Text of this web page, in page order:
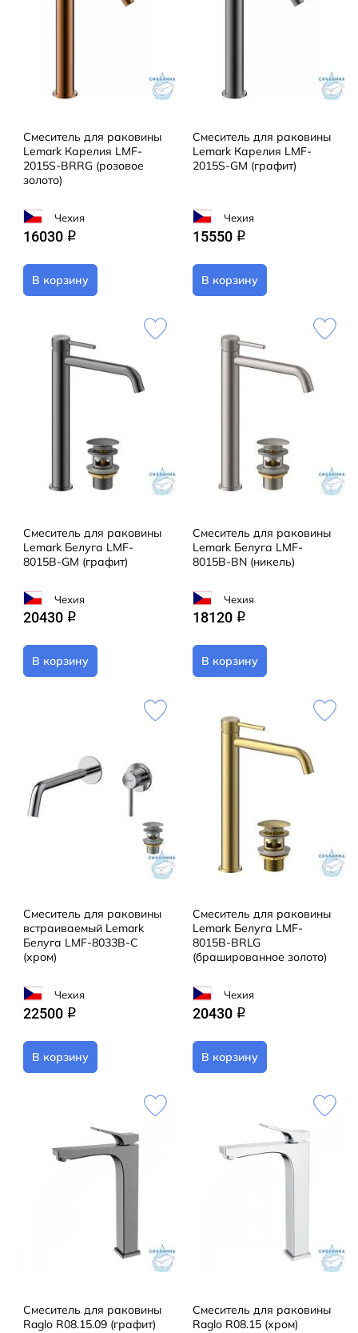
Смеситель для раковины
Lemark Карелия LMF-
2015S-BRRG (розовое
золото)
Чехия
16030 q
В корзину
Смеситель для раковины
Lemark Карелия LMF-
2015S-GM (графит)
Чехия
15550 q
В корзину
Смеситель для раковины
Lemark Белуга LMF-
8015B-GM (графит)
Чехия
20430 q
В корзину
Смеситель для раковины
Lemark Белуга LMF-
8015B-BN (никель)
Чехия
18120 q
В корзину
Смеситель для раковины
встраиваемый Lemark
Белуга LMF-8033B-C
(хром)
Чехия
22500 q
В корзину
Смеситель для раковины
Lemark Белуга LMF-
8015B-BRLG
(брашированное золото)
Чехия
20430 q
В корзину
Смеситель для раковины
Raglo R08.15.09 (графит)
Смеситель для раковины
Raglo R08.15 (хром)